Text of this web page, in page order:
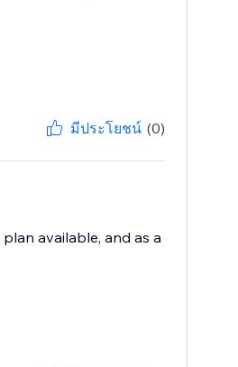
มีประโยชน์ (0)
available, and as a